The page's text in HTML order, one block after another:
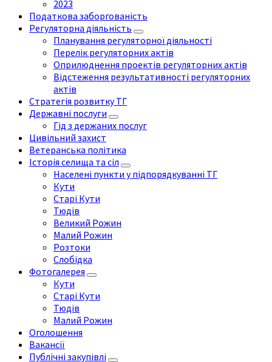
2023
Податкова заборгованість
Регуляторна діяльність
Планування регуляторної діяльності
Перелік регуляторних актів
Оприлюднення проектів регуляторних актів
Відстеження результативності регуляторних
актів
Стратегія розвитку ТГ
Державні послуги
Гід з держаних послуг
Цивільний захист
Ветеранська політика
Історія селища та сіл
Населені пункти у підпорядкуванні ТГ
Кути
Старі Кути
Тюдів
Великий Рожин
Малий Рожин
Розтоки
Слобідка
Фотогалерея
Кути
Старі Кути
Тюдів
Малий Рожин
Оголошення
Вакансії
Публічні закупівлі